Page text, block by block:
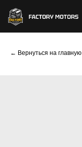
← Вернуться на главную